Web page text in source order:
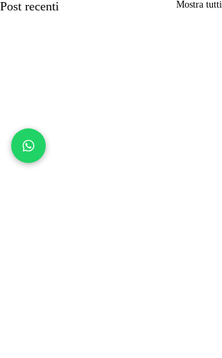
Post recenti Mostra tutti